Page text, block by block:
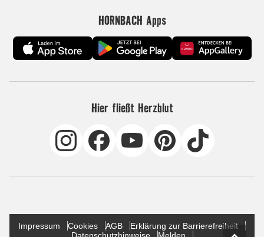
HORNBACH Apps
Hier fließt Herzblut
Impressum Cookies AGB
Erklärung zur Barrierefreiheit